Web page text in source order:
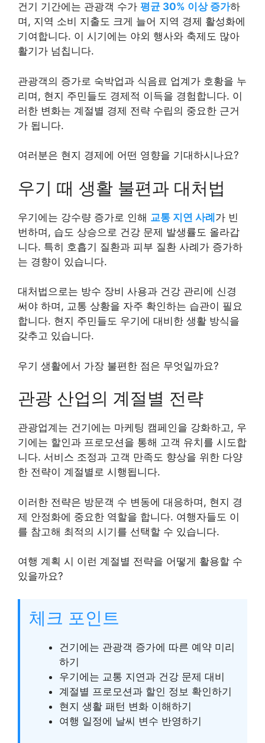
건기 기간에는 관광객 수가 평균 30% 이상 증가하
며, 지역 소비 지출도 크게 늘어 지역 경제 활성화에
기여합니다. 이 시기에는 야외 행사와 축제도 많아
활기가 넘칩니다.
관광객의 증가로 숙박업과 식음료 업계가 호황을 누
리며, 현지 주민들도 경제적 이득을 경험합니다. 이
러한 변화는 계절별 경제 전략 수립의 중요한 근거
가 됩니다.
여러분은 현지 경제에 어떤 영향을 기대하시나요?
우기 때 생활 불편과 대처법
우기에는 강수량 증가로 인해 교통 지연 사례가 빈
번하며, 습도 상승으로 건강 문제 발생률도 올라갑
니다. 특히 호흡기 질환과 피부 질환 사례가 증가하
는 경향이 있습니다.
대처법으로는 방수 장비 사용과 건강 관리에 신경
써야 하며, 교통 상황을 자주 확인하는 습관이 필요
합니다. 현지 주민들도 우기에 대비한 생활 방식을
갖추고 있습니다.
우기 생활에서 가장 불편한 점은 무엇일까요?
관광 산업의 계절별 전략
관광업계는 건기에는 마케팅 캠페인을 강화하고, 우
기에는 할인과 프로모션을 통해 고객 유치를 시도합
니다. 서비스 조정과 고객 만족도 향상을 위한 다양
한 전략이 계절별로 시행됩니다.
이러한 전략은 방문객 수 변동에 대응하며, 현지 경
제 안정화에 중요한 역할을 합니다. 여행자들도 이
를 참고해 최적의 시기를 선택할 수 있습니다.
여행 계획 시 이런 계절별 전략을 어떻게 활용할 수
있을까요?
체크 포인트
건기에는 관광객 증가에 따른 예약 미리
하기
우기에는 교통 지연과 건강 문제 대비
계절별 프로모션과 할인 정보 확인하기
현지 생활 패턴 변화 이해하기
여행 일정에 날씨 변수 반영하기